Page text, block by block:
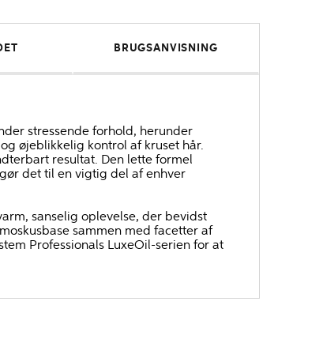
BRUGSANVISNING
stressende forhold, herunder
øjeblikkelig kontrol af kruset hår.
resultat. Den lette formel
det til en vigtig del af enhver
sanselig oplevelse, der bevidst
sammen med facetter af
Professionals LuxeOil-serien for at